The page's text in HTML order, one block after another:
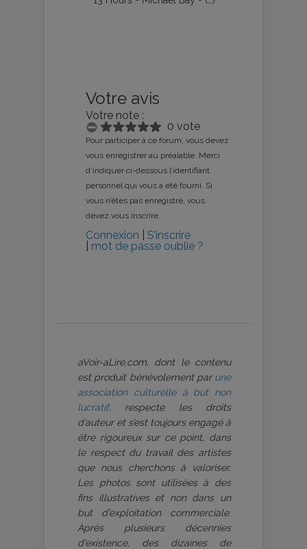
Votre avis
Votre note :
0 vote
Pour participer à ce forum, vous devez
vous enregistrer au préalable. Merci
d’indiquer ci-dessous l’identifiant
personnel qui vous a été fourni. Si
vous n’êtes pas enregistré, vous
devez vous inscrire.
Connexion
S’inscrire
mot de passe oublié ?
aVoir-aLire.com, dont le contenu
est produit bénévolement par une
association culturelle à but non
lucratif, respecte les droits
d’auteur et s’est toujours engagé à
être rigoureux sur ce point, dans
le respect du travail des artistes
que nous cherchons à valoriser.
Les photos sont utilisées à des
fins illustratives et non dans un
but d’exploitation commerciale.
Après plusieurs décennies
d’existence, des dizaines de